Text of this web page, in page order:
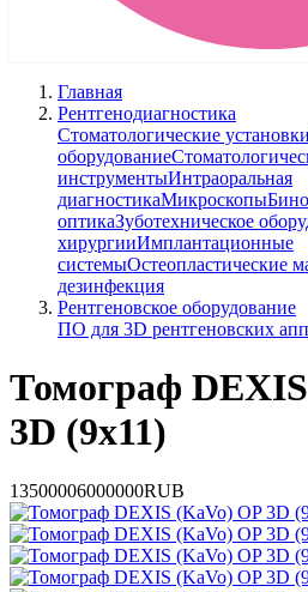
Главная
Рентгенодиагностика
Стоматологические установки
оборудование
инструментыИнтраоральная
диагностикаМикроскопы
оптикаЗуботехническое
хирургииИмплантационные
системыОстеопластические
дезинфекция
Рентгеновское оборудование
ПО для 3D рентгеновских
Томограф
3D (9x11)
13500006000000RUB